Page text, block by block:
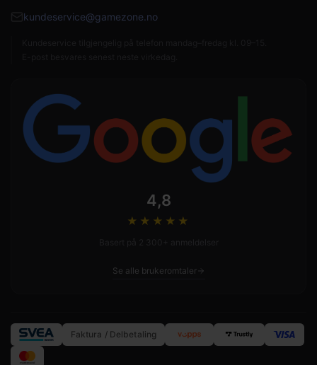
kundeservice@gamezone.no
4,8
★★★★ ★
Se alle brukeromtaler
Faktura / Delbetaling